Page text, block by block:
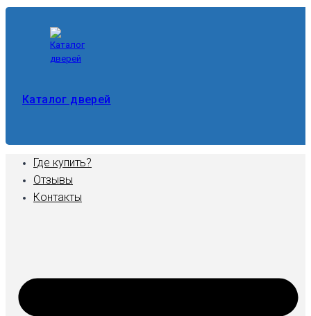
Каталог дверей
Где купить?
Отзывы
Контакты